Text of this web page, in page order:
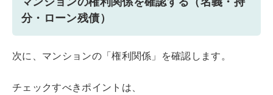
分・ローン残債）
次に、マンションの「権利関係」を確認します。
チェックすべきポイントは、